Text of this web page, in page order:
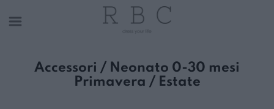
Accessori / Neonato 0-30 mesi
Primavera / Estate